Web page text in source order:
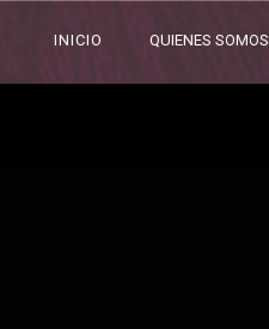
INICIO QUIENES SOMOS